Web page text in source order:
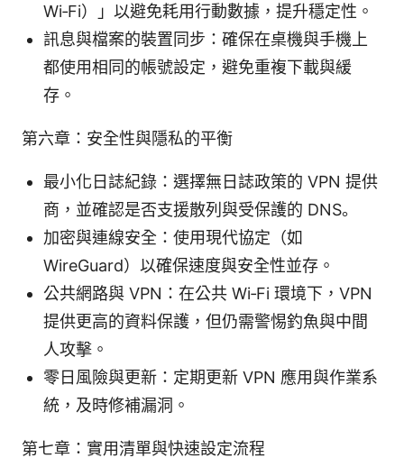
Wi‑Fi）」以避免耗用行動數據，提升穩定性。
訊息與檔案的裝置同步：確保在桌機與手機上
都使用相同的帳號設定，避免重複下載與緩
存。
第六章：安全性與隱私的平衡
最小化日誌紀錄：選擇無日誌政策的 VPN 提供
商，並確認是否支援散列與受保護的 DNS。
加密與連線安全：使用現代協定（如
WireGuard）以確保速度與安全性並存。
公共網路與 VPN：在公共 Wi‑Fi 環境下，VPN
提供更高的資料保護，但仍需警惕釣魚與中間
人攻擊。
零日風險與更新：定期更新 VPN 應用與作業系
統，及時修補漏洞。
第七章：實用清單與快速設定流程